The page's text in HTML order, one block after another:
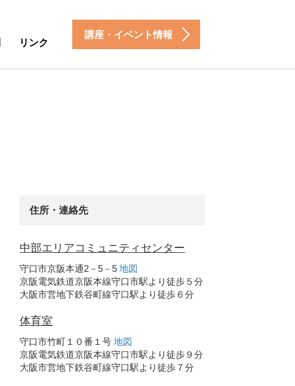
リンク
講座・イベント情報
住所・連絡先
中部エリアコミュニティセンター
守口市京阪本通2－5－5 地図
京阪電気鉄道京阪本線守口市駅より徒歩５分
大阪市営地下鉄谷町線守口駅より徒歩６分
体育室
守口市竹町１０番１号 地図
京阪電気鉄道京阪本線守口市駅より徒歩９分
大阪市営地下鉄谷町線守口駅より徒歩７分